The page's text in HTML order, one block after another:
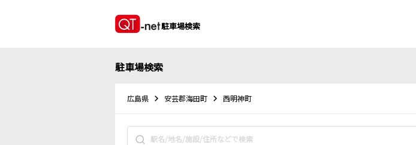
駐車場検索
駐車場検索
広島県 安芸郡海田町 西明神町